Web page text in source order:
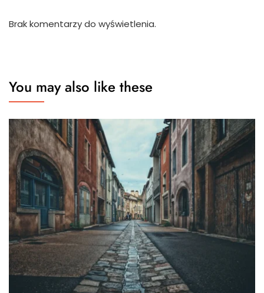
Brak komentarzy do wyświetlenia.
You may also like these